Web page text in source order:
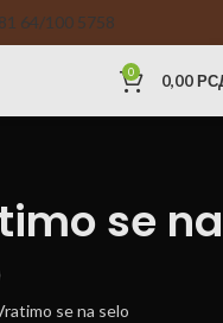
64/100 5758
0 0,00
se na
se na selo